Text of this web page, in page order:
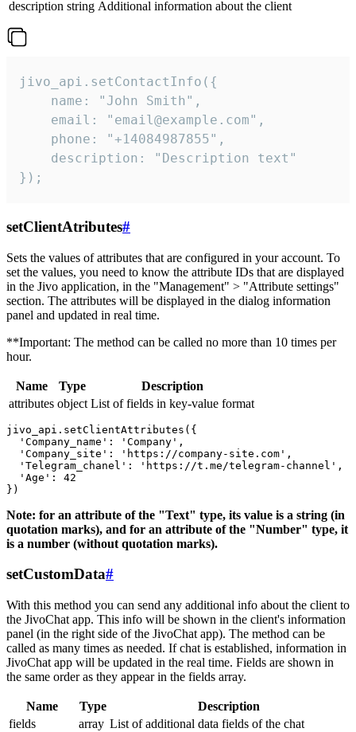
description string Additional information about the client
jivo_api.setContactInfo({
    name: "John Smith",
    email: "email@example.com",
    phone: "+14084987855",
    description: "Description text"
});
setClientAtributes#
Sets the values ​​of attributes that are configured in your account. To
set the values, you need to know the attribute IDs that are displayed
in the Jivo application, in the "Management" > "Attribute settings"
section. The attributes will be displayed in the dialog information
panel and updated in real time.
**Important: The method can be called no more than 10 times per
hour.
Name Type
Description
attributes object List of fields in key-value format
jivo_api.setClientAttributes({
  'Company_name': 'Company',
  'Company_site': 'https://company-site.com',
  'Telegram_chanel': 'https://t.me/telegram-channel',
  'Age': 42
Note: for an attribute of the "Text" type, its value is a string (in
quotation marks), and for an attribute of the "Number" type, it
is a number (without quotation marks).
setCustomData#
With this method you can send any additional info about the client to
the JivoChat app. This info will be shown in the client's information
panel (in the right side of the JivoChat app). The method can be
called as many times as needed. If chat is established, information in
JivoChat app will be updated in the real time. Fields are shown in
the same order as they appear in the fields array.
Name Type
Description
fields
array List of additional data fields of the chat